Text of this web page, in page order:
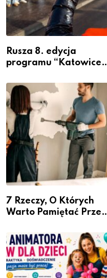
Rusza 8. edycja
programu “Katowice
– nabór dla
przedsiębiorców
7 Rzeczy, O Których
Warto Pamiętać Przed